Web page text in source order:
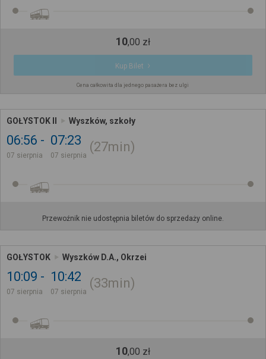
10,00 zł
Kup Bilet
Cena całkowita dla jednego pasażera bez ulgi
GOŁYSTOK II Wyszków, szkoły
06:56
07 sierpnia
07:23
07 sierpnia
27min
Przewoźnik nie udostępnia biletów do sprzedaży online.
GOŁYSTOK Wyszków D.A., Okrzei
10:09
07 sierpnia
10:42
07 sierpnia
33min
10,00 zł